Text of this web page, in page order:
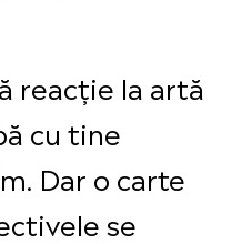
reacție la artă
cu tine
Dar o carte
se